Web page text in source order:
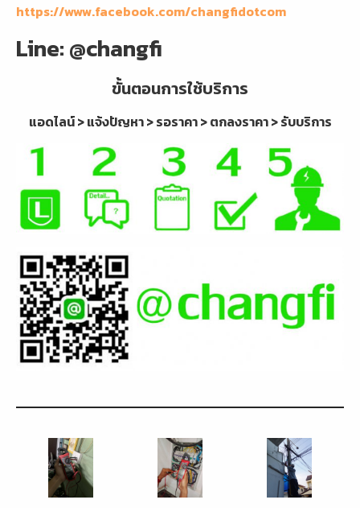
https://www.facebook.com/changfidotcom
Line: @changfi
ขั้นตอนการใช้บริการ
แอดไลน์ > แจ้งปัญหา > รอราคา > ตกลงราคา > รับบริการ